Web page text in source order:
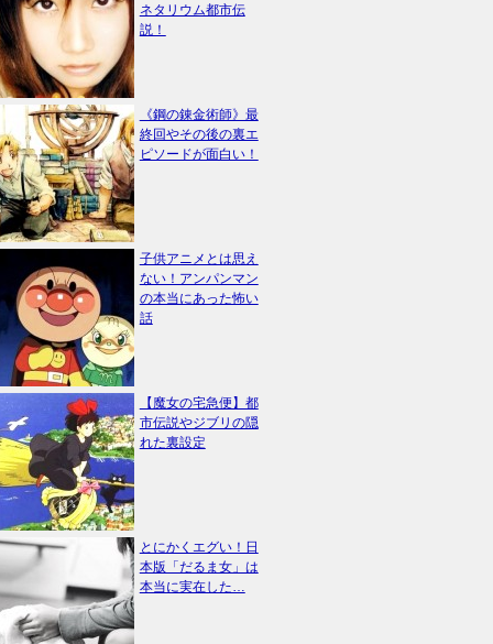
ネタリウム都市伝
説！
《鋼の錬金術師》最
終回やその後の裏エ
ピソードが面白い！
子供アニメとは思え
ない！アンパンマン
の本当にあった怖い
話
【魔女の宅急便】都
市伝説やジブリの隠
れた裏設定
とにかくエグい！日
本版「だるま女」は
本当に実在した…